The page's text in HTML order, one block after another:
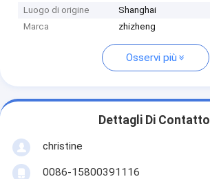
Luogo di origine
Shanghai
Marca
zhizheng
Osservi più
Dettagli Di Contatto
christine
0086-15800391116